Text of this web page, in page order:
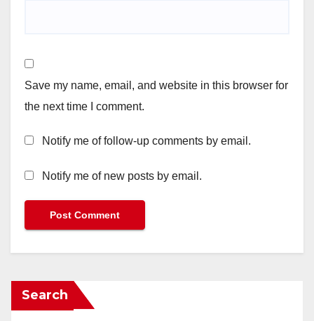
Save my name, email, and website in this browser for
the next time I comment.
Notify me of follow-up comments by email.
Notify me of new posts by email.
Search